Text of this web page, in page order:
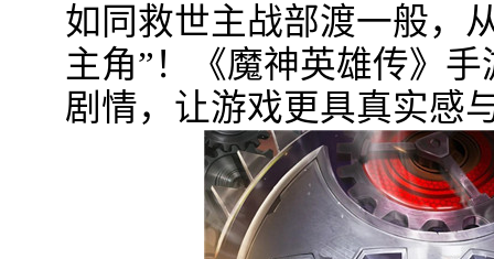
如同救世主战部渡一般，
主角”！《魔神英雄传》
剧情，让游戏更具真实感